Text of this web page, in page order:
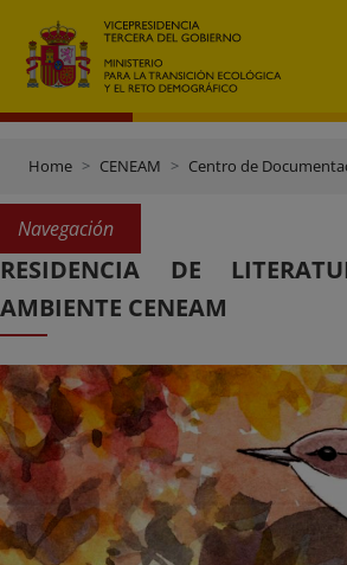
Home CENEAM Centro de
Navegación
RESIDENCIA DE
AMBIENTE CENEAM